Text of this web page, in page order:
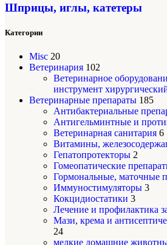
Шприцы, иглы, катетеры
Категории
Misc 20
Ветеринария 102
Ветеринарное
инструмент
Ветеринарные препараты 185
Антибактериальные
Антигельминтные и
Ветеринарная санитария 6
Витамины,
Гепатопротекторы 2
Гомеопатические
Гормональные, маточные
Иммуностимуляторы 3
Кокцидиостатики 3
Лечение и профилактика
Мази, крема и
24
мелкие домашние